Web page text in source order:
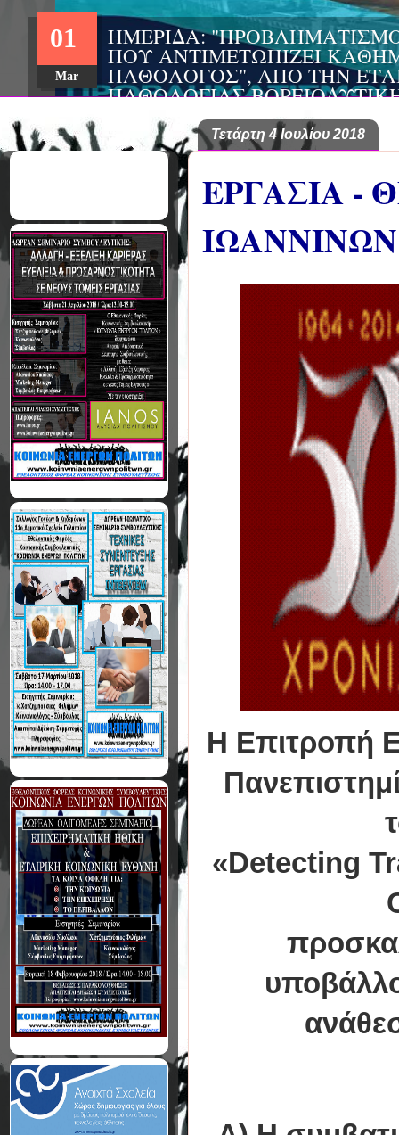
ΗΜΕΡΙΔΑ:
ΠΟΥ ΑΝΤΙΜΕΤΩΠΙΖΕΙ
ΠΑΘΟΛΟΓΟΣ", ΑΠΟ ΤΗΝ
ΠΑΘΟΛΟΓΙΑΣ
ΤΙΣ Α' & Β'
ΚΛΙΝΙΚΕΣ ΠΓΝΙ
01
Mar
Τετάρτη 4 Ιουλίου 2018
ΕΡΓΑΣΙΑ -
ΙΩΑΝΝΙΝΩΝ
Η Επιτροπή
«Detecting